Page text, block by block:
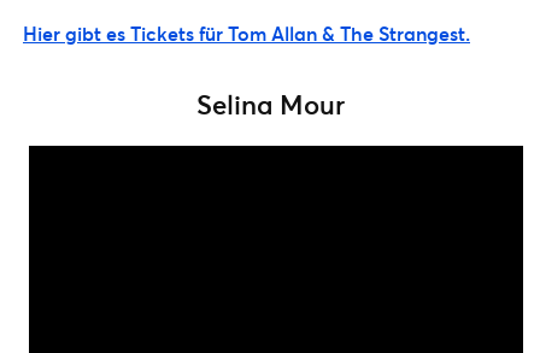
Hier gibt es Tickets für Tom Allan & The Strangest.
Selina Mour